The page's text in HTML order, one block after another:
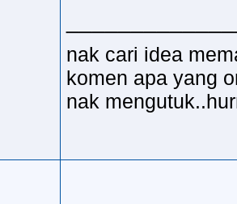
nak cari idea
komen apa yang
nak